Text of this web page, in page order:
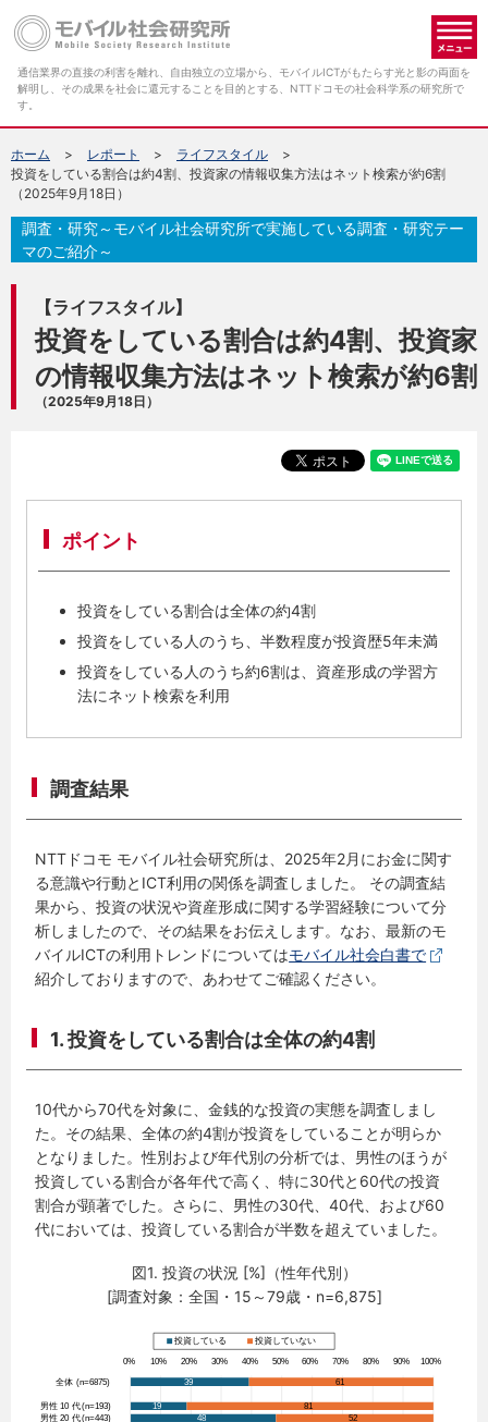
通信業界の直接の利害を離れ、自由独立の立場から、モバイルICTがもたらす光と影の両面を
解明し、その成果を社会に還元することを目的とする、NTTドコモの社会科学系の研究所で
す。
ホーム レポート
ライフスタイル
投資をしている割合は約4割、投資家の情報収集方法はネット検索が約6割
（2025年9月18日）
【ライフスタイル】
投資をしている割合は約4割、投資家
の情報収集方法はネット検索が約6割
（2025年9月18日）
調査・研究～モバイル社会研究所で実施している調査・研究テー
マのご紹介～
ポイント
投資をしている割合は全体の約4割
投資をしている人のうち、半数程度が投資歴5年未満
投資をしている人のうち約6割は、資産形成の学習方
法にネット検索を利用
調査結果
NTTドコモ モバイル社会研究所は、2025年2月にお金に関す
る意識や行動とICT利用の関係を調査しました。 その調査結
果から、投資の状況や資産形成に関する学習経験について分
析しましたので、その結果をお伝えします。なお、最新のモ
バイルICTの利用トレンドについてはモバイル社会白書で
紹介しておりますので、あわせてご確認ください。
1. 投資をしている割合は全体の約4割
10代から70代を対象に、金銭的な投資の実態を調査しまし
た。その結果、全体の約4割が投資をしていることが明らか
となりました。性別および年代別の分析では、男性のほうが
投資している割合が各年代で高く、特に30代と60代の投資
割合が顕著でした。さらに、男性の30代、40代、および60
代においては、投資している割合が半数を超えていました。
図1. 投資の状況 [%]（性年代別）
[調査対象：全国・15～79歳・n=6,875]